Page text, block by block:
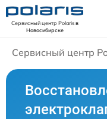
Сервисный центр Polarisв
Новосибирске
Сервисный центр